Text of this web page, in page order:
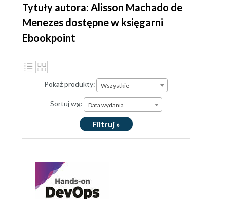
Tytuły autora: Alisson Machado de
Menezes dostępne w księgarni
Ebookpoint
Pokaż produkty: Wszystkie
Sortuj wg: Data wydania
Filtruj »